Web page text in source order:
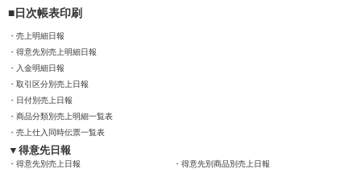
日次帳表印刷
売上明細日報
得意先別売上明細日報
入金明細日報
取引区分別売上日報
日付別売上日報
商品分類別売上明細一覧表
売上仕入同時伝票一覧表
得意先日報
得意先別売上日報
得意先別商品別売上日報